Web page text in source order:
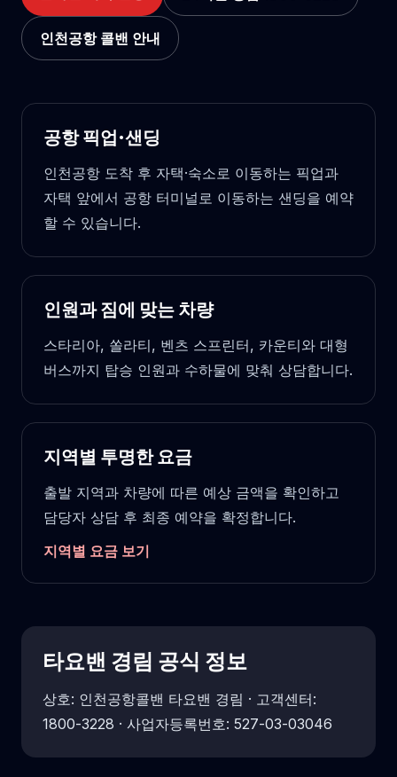
인천공항 콜밴 안내
공항 픽업·샌딩
인천공항 도착 후 자택·숙소로 이동하는 픽업과
자택 앞에서 공항 터미널로 이동하는 샌딩을 예약
할 수 있습니다.
인원과 짐에 맞는 차량
스타리아, 쏠라티, 벤츠 스프린터, 카운티와 대형
버스까지 탑승 인원과 수하물에 맞춰 상담합니다.
지역별 투명한 요금
출발 지역과 차량에 따른 예상 금액을 확인하고
담당자 상담 후 최종 예약을 확정합니다.
지역별 요금 보기
타요밴 경림 공식 정보
상호: 인천공항콜밴 타요밴 경림 · 고객센터:
1800-3228 · 사업자등록번호: 527-03-03046